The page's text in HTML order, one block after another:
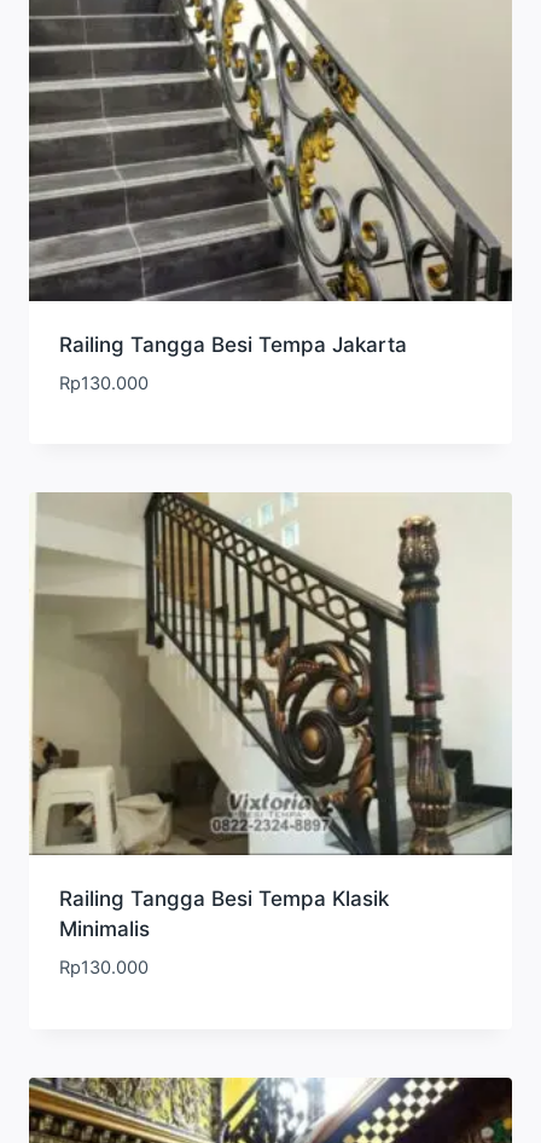
Railing Tangga Besi Tempa Jakarta
Rp130.000
Railing Tangga Besi Tempa Klasik
Minimalis
Rp130.000